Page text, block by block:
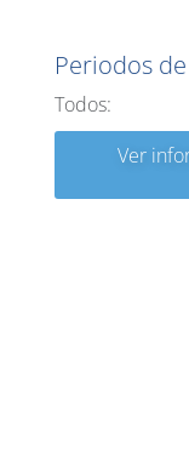
Periodos
Todos:
Ver